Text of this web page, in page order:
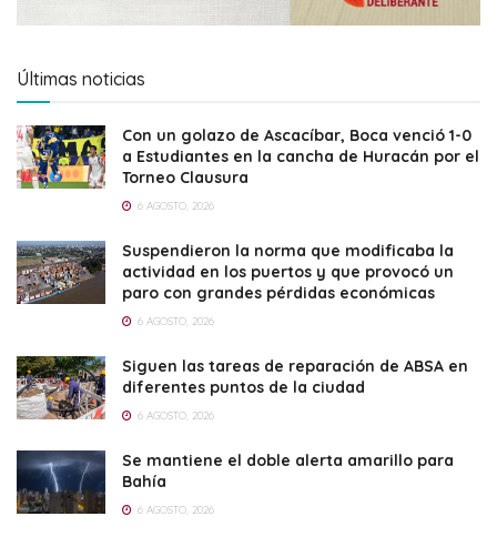
Últimas noticias
Con un golazo de Ascacíbar, Boca venció 1-0
a Estudiantes en la cancha de Huracán por el
Torneo Clausura
6 AGOSTO, 2026
Suspendieron la norma que modificaba la
actividad en los puertos y que provocó un
paro con grandes pérdidas económicas
6 AGOSTO, 2026
Siguen las tareas de reparación de ABSA en
diferentes puntos de la ciudad
6 AGOSTO, 2026
Se mantiene el doble alerta amarillo para
Bahía
6 AGOSTO, 2026